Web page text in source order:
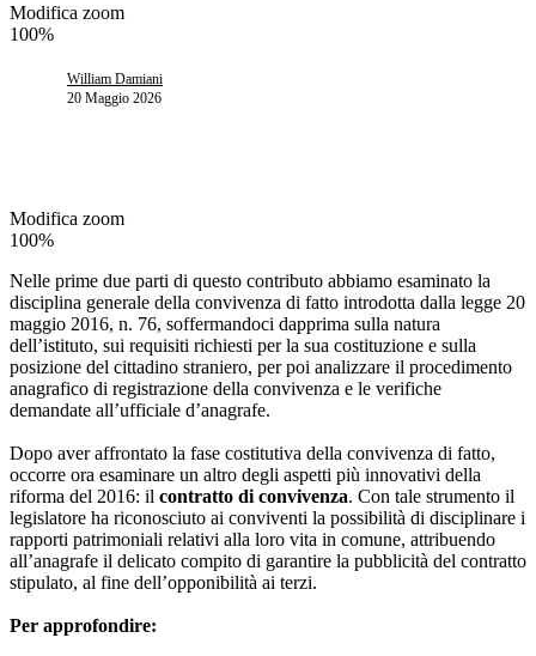
Modifica zoom
100%
William Damiani
20 Maggio 2026
Modifica zoom
100%
Nelle prime due parti di questo contributo abbiamo esaminato la
disciplina generale della convivenza di fatto introdotta dalla legge 20
maggio 2016, n. 76, soffermandoci dapprima sulla natura
dell’istituto, sui requisiti richiesti per la sua costituzione e sulla
posizione del cittadino straniero, per poi analizzare il procedimento
anagrafico di registrazione della convivenza e le verifiche
demandate all’ufficiale d’anagrafe.
Dopo aver affrontato la fase costitutiva della convivenza di fatto,
occorre ora esaminare un altro degli aspetti più innovativi della
riforma del 2016: il contratto di convivenza. Con tale strumento il
legislatore ha riconosciuto ai conviventi la possibilità di disciplinare i
rapporti patrimoniali relativi alla loro vita in comune, attribuendo
all’anagrafe il delicato compito di garantire la pubblicità del contratto
stipulato, al fine dell’opponibilità ai terzi.
Per approfondire: